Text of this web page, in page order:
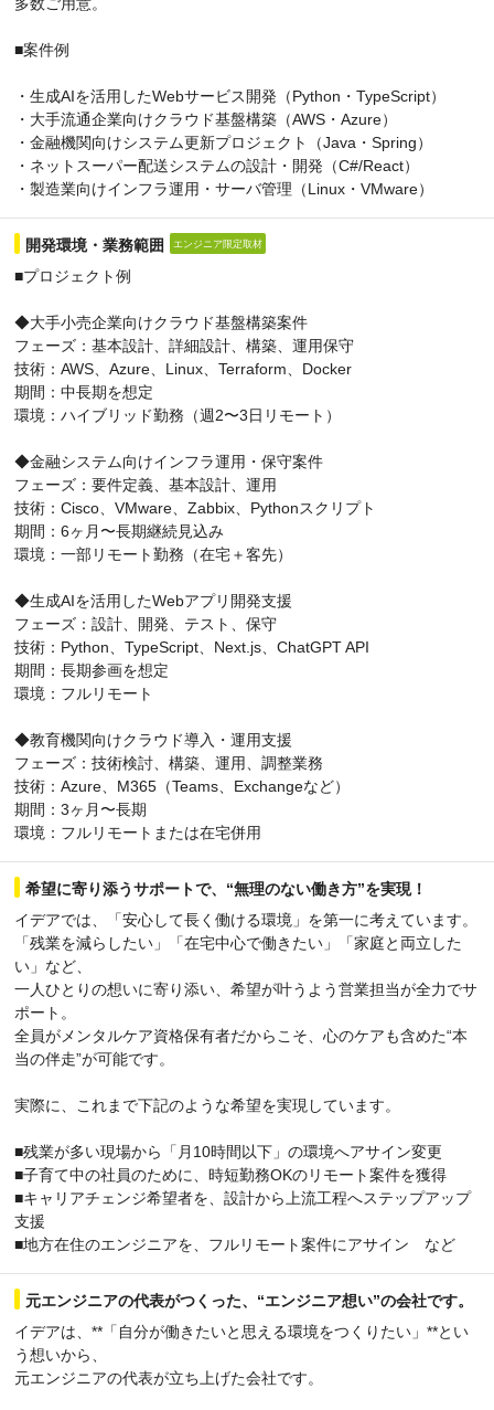
■案件例
・生成AIを活用したWebサービス開発（Python・TypeScript）
・大手流通企業向けクラウド基盤構築（AWS・Azure）
・金融機関向けシステム更新プロジェクト（Java・Spring）
・ネットスーパー配送システムの設計・開発（C#/React）
・製造業向けインフラ運用・サーバ管理（Linux・VMware）
開発環境・業務範囲 エンジニア限定取材
■プロジェクト例
◆大手小売企業向けクラウド基盤構築案件
フェーズ：基本設計、詳細設計、構築、運用保守
技術：AWS、Azure、Linux、Terraform、Docker
期間：中長期を想定
環境：ハイブリッド勤務（週2〜3日リモート）
◆金融システム向けインフラ運用・保守案件
フェーズ：要件定義、基本設計、運用
技術：Cisco、VMware、Zabbix、Pythonスクリプト
期間：6ヶ月〜長期継続見込み
環境：一部リモート勤務（在宅＋客先）
◆生成AIを活用したWebアプリ開発支援
フェーズ：設計、開発、テスト、保守
技術：Python、TypeScript、Next.js、ChatGPT API
期間：長期参画を想定
環境：フルリモート
◆教育機関向けクラウド導入・運用支援
フェーズ：技術検討、構築、運用、調整業務
技術：Azure、M365（Teams、Exchangeなど）
期間：3ヶ月〜長期
環境：フルリモートまたは在宅併用
希望に寄り添うサポートで、“無理のない働き方”を実現！
イデアでは、「安心して長く働ける環境」を第一に考えています。
「残業を減らしたい」「在宅中心で働きたい」「家庭と両立した
い」など、
一人ひとりの想いに寄り添い、希望が叶うよう営業担当が全力でサ
ポート。
全員がメンタルケア資格保有者だからこそ、心のケアも含めた“本
当の伴走”が可能です。
実際に、これまで下記のような希望を実現しています。
■残業が多い現場から「月10時間以下」の環境へアサイン変更
■子育て中の社員のために、時短勤務OKのリモート案件を獲得
■キャリアチェンジ希望者を、設計から上流工程へステップアップ
支援
■地方在住のエンジニアを、フルリモート案件にアサイン など
元エンジニアの代表がつくった、“エンジニア想い”の会社です。
イデアは、**「自分が働きたいと思える環境をつくりたい」**とい
う想いから、
元エンジニアの代表が立ち上げた会社です。